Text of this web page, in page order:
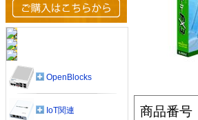
商品番号
OpenBlocks
IoT関連